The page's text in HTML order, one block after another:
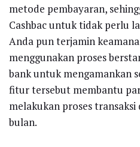
metode pembayaran,
Cashbac untuk tidak perlu
Anda pun terjamin
menggunakan proses
bank untuk mengamankan
fitur tersebut membantu
melakukan proses
bulan.